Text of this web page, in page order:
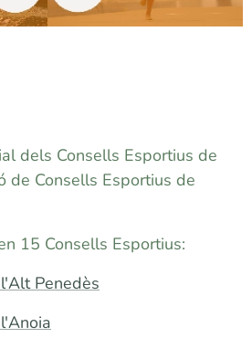
dels Consells Esportius de
de Consells Esportius de
15 Consells Esportius:
Penedès